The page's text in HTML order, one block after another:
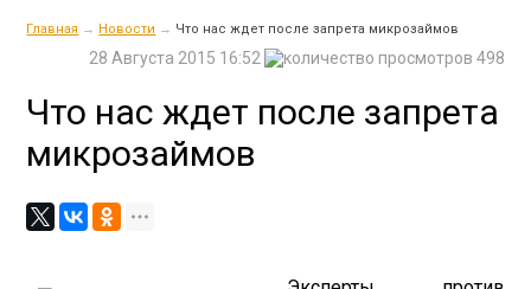
Главная → Новости → Что нас ждет после запрета микрозаймов
498
28 Августа 2015 16:52
Что нас ждет после запрета
микрозаймов